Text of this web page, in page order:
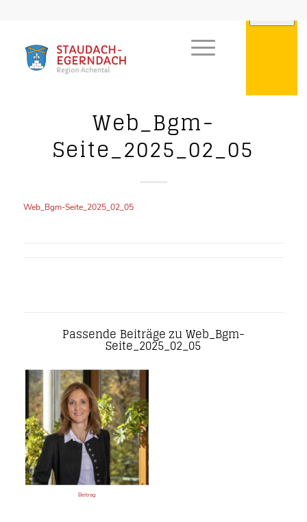
Web_Bgm-
Seite_2025_02_05
Web_Bgm-Seite_2025_02_05
Passende Beiträge zu Web_Bgm-
Seite_2025_02_05
Beitrag